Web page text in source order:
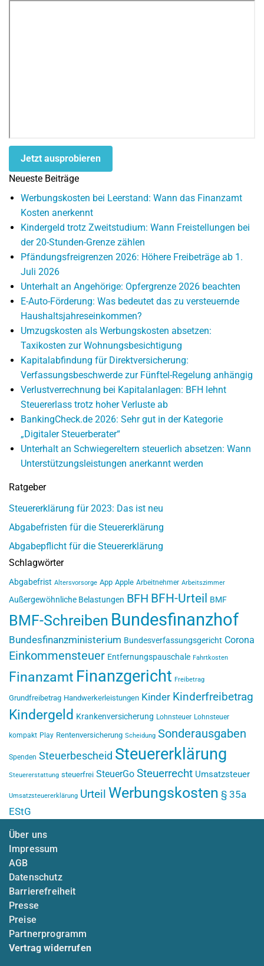
Jetzt ausprobieren
Neueste Beiträge
Werbungskosten bei Leerstand: Wann das Finanzamt
Kosten anerkennt
Kindergeld trotz Zweitstudium: Wann Freistellungen bei
der 20-Stunden-Grenze zählen
Pfändungsfreigrenzen 2026: Höhere Freibeträge ab 1.
Juli 2026
Unterhalt an Angehörige: Opfergrenze 2026 beachten
E-Auto-Förderung: Was bedeutet das zu versteuernde
Haushaltsjahreseinkommen?
Umzugskosten als Werbungskosten absetzen:
Taxikosten zur Wohnungsbesichtigung
Kapitalabfindung für Direktversicherung:
Verfassungsbeschwerde zur Fünftel-Regelung anhängig
Verlustverrechnung bei Kapitalanlagen: BFH lehnt
Steuererlass trotz hoher Verluste ab
BankingCheck.de 2026: Sehr gut in der Kategorie
„Digitaler Steuerberater“
Unterhalt an Schwiegereltern steuerlich absetzen: Wann
Unterstützungsleistungen anerkannt werden
Ratgeber
Steuererklärung für 2023: Das ist neu
Abgabefristen für die Steuererklärung
Abgabepflicht für die Steuererklärung
Schlagwörter
Abgabefrist Altersvorsorge App Apple Arbeitnehmer Arbeitszimmer
Außergewöhnliche Belastungen BFH BFH-Urteil BMF
BMF-Schreiben Bundesfinanzhof
Bundesfinanzministerium Bundesverfassungsgericht Corona
Einkommensteuer Entfernungspauschale Fahrtkosten
Finanzamt Finanzgericht Freibetrag
Grundfreibetrag Handwerkerleistungen Kinder Kinderfreibetrag
Kindergeld Krankenversicherung Lohnsteuer Lohnsteuer
kompakt Play Rentenversicherung Scheidung Sonderausgaben
Spenden Steuerbescheid Steuererklärung
Steuererstattung steuerfrei SteuerGo Steuerrecht Umsatzsteuer
Umsatzsteuererklärung Urteil Werbungskosten § 35a
EStG
Über uns
Impressum
AGB
Datenschutz
Barrierefreiheit
Presse
Preise
Partnerprogramm
Vertrag widerrufen